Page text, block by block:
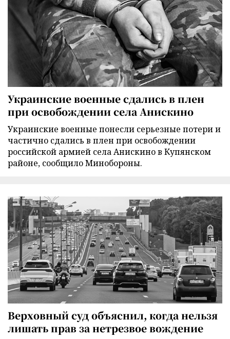
Украинские военные сдались в плен
при освобождении села Анискино
Украинские военные понесли серьезные потери и
частично сдались в плен при освобождении
российской армией села Анискино в Купянском
районе, сообщило Минобороны.
Верховный суд объяснил, когда нельзя
лишать прав за нетрезвое вождение